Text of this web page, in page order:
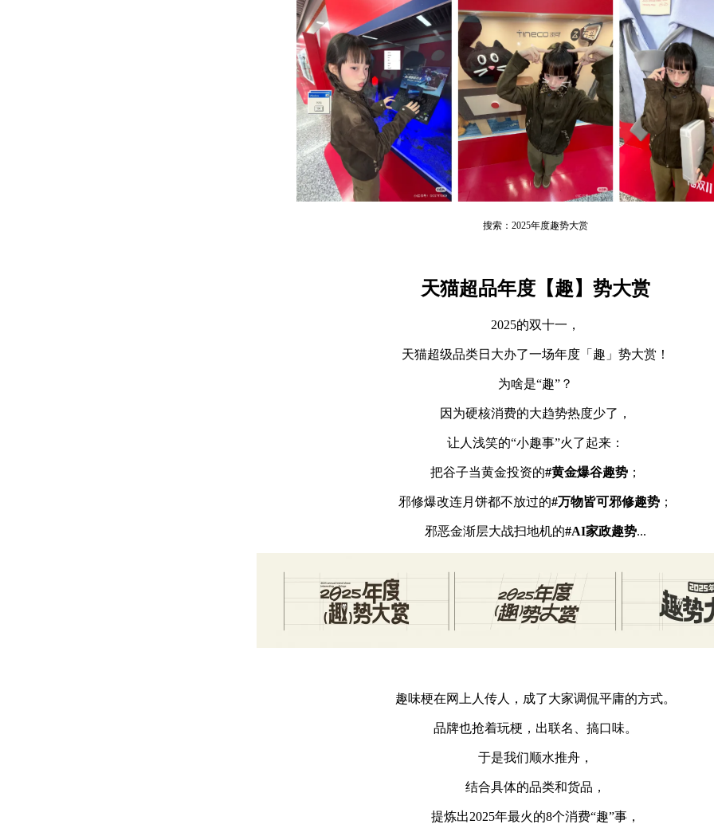
搜索：2025年度趣势大赏
天猫超品年度【趣】势大赏
2025的双十一，
天猫超级品类日大办了一场年度「趣」势大赏！
为啥是“趣”？
因为硬核消费的大趋势热度少了，
让人浅笑的“小趣事”火了起来：
把谷子当黄金投资的#黄金爆谷趣势 ；
邪修爆改连月饼都不放过的#万物皆可邪修趣势 ；
邪恶金渐层大战扫地机的#AI家政趣势...
趣味梗在网上人传人，成了大家调侃平庸的方式。
品牌也抢着玩梗，出联名、搞口味。
于是我们顺水推舟，
结合具体的品类和货品，
提炼出2025年最火的8个消费“趣”事，